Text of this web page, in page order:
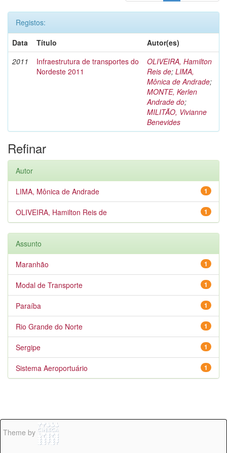
Registos:
Data
Título
Autor(es)
2011
Infraestrutura de transportes do
Nordeste 2011
OLIVEIRA, Hamilton
Reis de; LIMA,
Mônica de Andrade;
MONTE, Kerlen
Andrade do;
MILITÃO, Vivianne
Benevides
Refinar
Autor
1
LIMA, Mônica de Andrade
1
OLIVEIRA, Hamilton Reis de
Assunto
1
Maranhão
1
Modal de Transporte
1
Paraíba
1
Rio Grande do Norte
1
Sergipe
1
Sistema Aeroportuário
Theme by